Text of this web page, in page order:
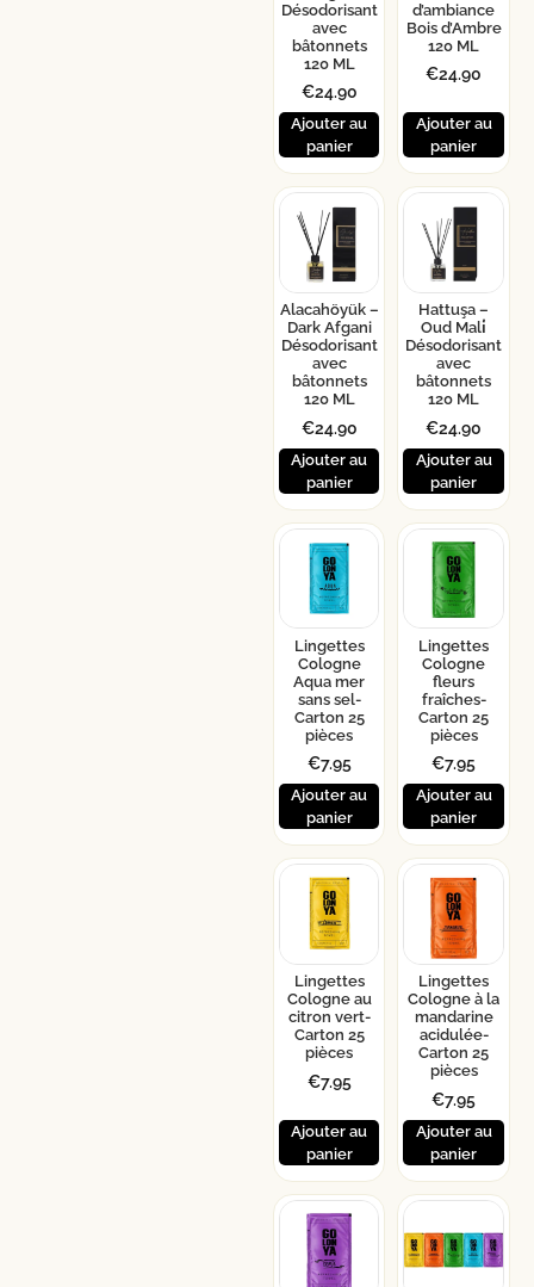
Désodorisant
avec
bâtonnets
120 ML
€24.90
Ajouter au
panier
d’ambiance
Bois d’Ambre
120 ML
€24.90
Ajouter au
panier
Alacahöyük –
Dark Afgani
Désodorisant
avec
bâtonnets
120 ML
€24.90
Ajouter au
panier
Hattuşa –
Oud Mali̇
Désodorisant
avec
bâtonnets
120 ML
€24.90
Ajouter au
panier
Lingettes
Cologne
Aqua mer
sans sel-
Carton 25
pièces
€7.95
Ajouter au
panier
Lingettes
Cologne
fleurs
fraîches-
Carton 25
pièces
€7.95
Ajouter au
panier
Lingettes
Cologne au
citron vert-
Carton 25
pièces
€7.95
Ajouter au
panier
Lingettes
Cologne à la
mandarine
acidulée-
Carton 25
pièces
€7.95
Ajouter au
panier